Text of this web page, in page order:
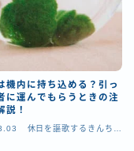
機内に持ち込める？引っ
に運んでもらうときの注
説！
休日を謳歌するきんちゃ